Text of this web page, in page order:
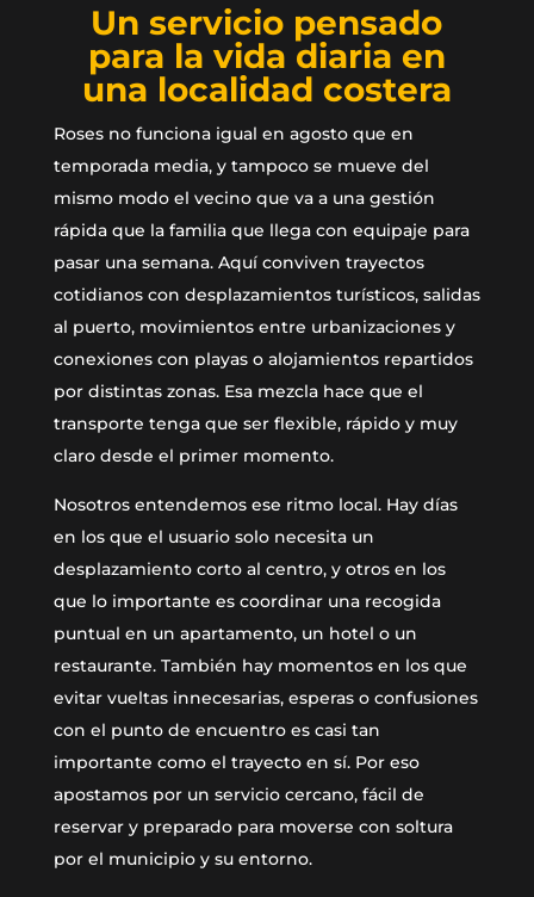
Un servicio pensado
para la vida diaria en
una localidad costera
Roses no funciona igual en agosto que en
temporada media, y tampoco se mueve del
mismo modo el vecino que va a una gestión
rápida que la familia que llega con equipaje para
pasar una semana. Aquí conviven trayectos
cotidianos con desplazamientos turísticos, salidas
al puerto, movimientos entre urbanizaciones y
conexiones con playas o alojamientos repartidos
por distintas zonas. Esa mezcla hace que el
transporte tenga que ser flexible, rápido y muy
claro desde el primer momento.
Nosotros entendemos ese ritmo local. Hay días
en los que el usuario solo necesita un
desplazamiento corto al centro, y otros en los
que lo importante es coordinar una recogida
puntual en un apartamento, un hotel o un
restaurante. También hay momentos en los que
evitar vueltas innecesarias, esperas o confusiones
con el punto de encuentro es casi tan
importante como el trayecto en sí. Por eso
apostamos por un servicio cercano, fácil de
reservar y preparado para moverse con soltura
por el municipio y su entorno.